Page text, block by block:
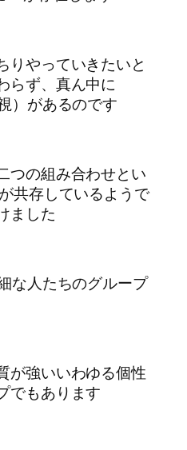
りやっていきたいと
らず、真ん中に
）があるのです
つの組み合わせとい
共存しているようで
ました
な人たちのグループ
が強いいわゆる個性
でもあります